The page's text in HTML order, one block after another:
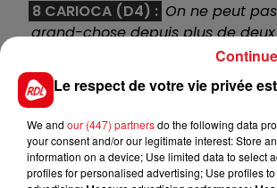
8 CARIOCA (D4) : On ne peut
grand-chose depuis plus de
réguliérement les arrivées.
ici un engagement idéal au
4 CRISTAL DU PERCHE (D4) :
forme pendant plusieurs mois, il
l'anonymat le 30/01 sur ce tracé en
éme place. Feu de paille ou
Le respect de votre vie privée
We and our (447) partnersdo the following data
your consent and/or our legitimate interest: Store
information on a device; Use limited data to select
profiles for personalised advertising; Use profiles